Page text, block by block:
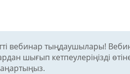
вебинар тыңдаушылары!
шығып кетпеулеріңізді